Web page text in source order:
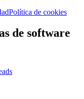
Política de cookies
de software